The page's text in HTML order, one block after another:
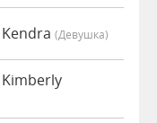
(девушка)